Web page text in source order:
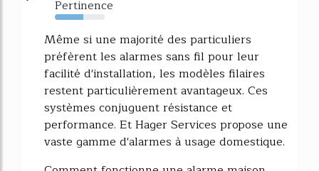
Pertinence
57%
Même si une majorité des particuliers
préfèrent les alarmes sans fil pour leur
facilité d'installation, les modèles filaires
restent particulièrement avantageux. Ces
systèmes conjuguent résistance et
performance. Et Hager Services propose une
vaste gamme d'alarmes à usage domestique.